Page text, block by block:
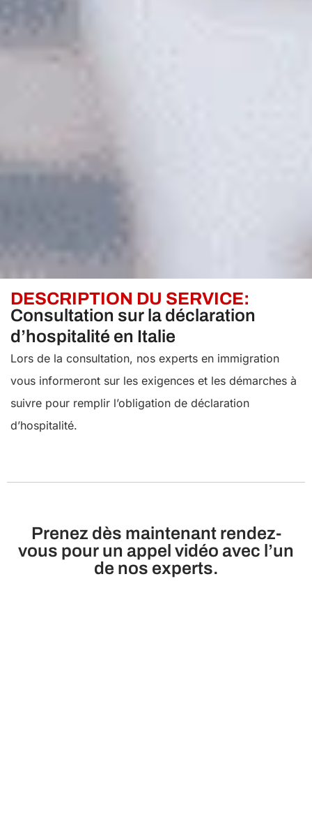
DESCRIPTION DU SERVICE:
Consultation sur la déclaration
d’hospitalité en Italie
Lors de la consultation, nos experts en immigration
vous informeront sur les exigences et les démarches à
suivre pour remplir l’obligation de déclaration
d’hospitalité.
Prenez dès maintenant rendez-
vous pour un appel vidéo avec l’un
de nos experts.